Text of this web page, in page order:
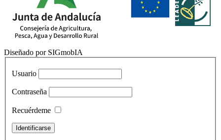
Diseñado por SIGmobIA
Usuario
Contraseña
Recuérdeme